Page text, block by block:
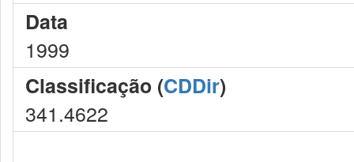
Data
1999
Classificação (CDDir)
341.4622